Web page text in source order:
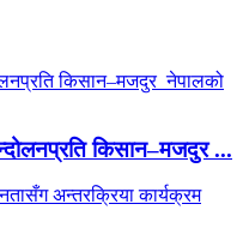
किसान–मजदुर ...